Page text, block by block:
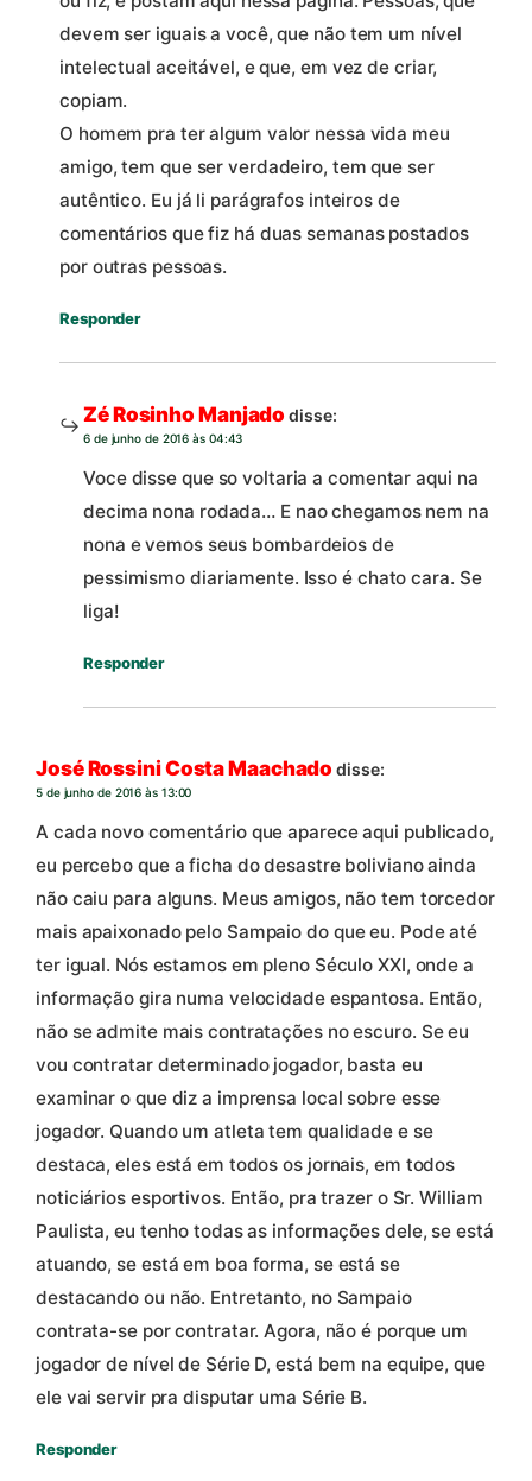
devem ser iguais a você, que não tem um nível
intelectual aceitável, e que, em vez de criar,
copiam.
O homem pra ter algum valor nessa vida meu
amigo, tem que ser verdadeiro, tem que ser
autêntico. Eu já li parágrafos inteiros de
comentários que fiz há duas semanas postados
por outras pessoas.
Responder
Zé Rosinho Manjado disse:
6 de junho de 2016 às 04:43
Voce disse que so voltaria a comentar aqui na
decima nona rodada… E nao chegamos nem na
nona e vemos seus bombardeios de
pessimismo diariamente. Isso é chato cara. Se
liga!
Responder
José Rossini Costa Maachado disse:
5 de junho de 2016 às 13:00
A cada novo comentário que aparece aqui publicado,
eu percebo que a ficha do desastre boliviano ainda
não caiu para alguns. Meus amigos, não tem torcedor
mais apaixonado pelo Sampaio do que eu. Pode até
ter igual. Nós estamos em pleno Século XXI, onde a
informação gira numa velocidade espantosa. Então,
não se admite mais contratações no escuro. Se eu
vou contratar determinado jogador, basta eu
examinar o que diz a imprensa local sobre esse
jogador. Quando um atleta tem qualidade e se
destaca, eles está em todos os jornais, em todos
noticiários esportivos. Então, pra trazer o Sr. William
Paulista, eu tenho todas as informações dele, se está
atuando, se está em boa forma, se está se
destacando ou não. Entretanto, no Sampaio
contrata-se por contratar. Agora, não é porque um
jogador de nível de Série D, está bem na equipe, que
ele vai servir pra disputar uma Série B.
Responder